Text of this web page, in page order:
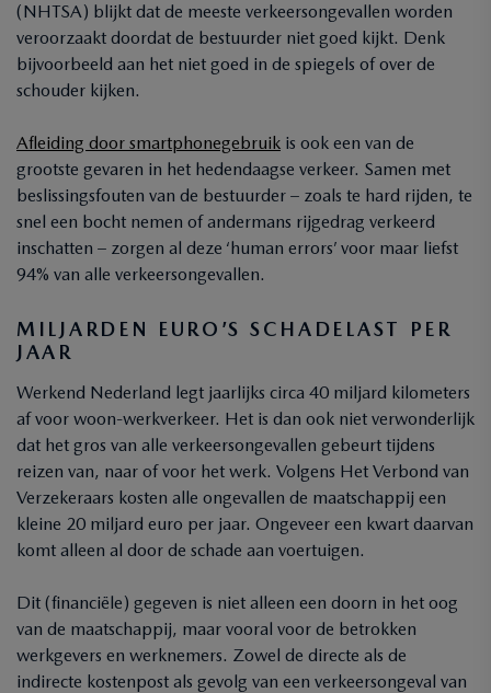
(NHTSA) blijkt dat de meeste verkeersongevallen worden
veroorzaakt doordat de bestuurder niet goed kijkt. Denk
bijvoorbeeld aan het niet goed in de spiegels of over de
schouder kijken.
Afleiding door smartphonegebruik is ook een van de
grootste gevaren in het hedendaagse verkeer. Samen met
beslissingsfouten van de bestuurder – zoals te hard rijden, te
snel een bocht nemen of andermans rijgedrag verkeerd
inschatten – zorgen al deze ‘human errors’ voor maar liefst
94% van alle verkeersongevallen.
MILJARDEN EURO’S SCHADELAST
PER
JAAR
Werkend Nederland legt jaarlijks circa 40 miljard kilometers
af voor woon-werkverkeer. Het is dan ook niet verwonderlijk
dat het gros van alle verkeersongevallen gebeurt tijdens
reizen van, naar of voor het werk. Volgens Het Verbond van
Verzekeraars kosten alle ongevallen de maatschappij een
kleine 20 miljard euro per jaar. Ongeveer een kwart daarvan
komt alleen al door de schade aan voertuigen.
Dit (financiële) gegeven is niet alleen een doorn in het oog
van de maatschappij, maar vooral voor de betrokken
werkgevers en werknemers. Zowel de directe als de
indirecte kostenpost als gevolg van een verkeersongeval van